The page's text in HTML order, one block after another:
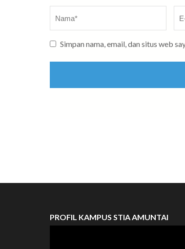
Simpan nama, email, dan situs web
PROFIL KAMPUS STIA AMUNTAI